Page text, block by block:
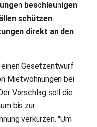
beschleunigen
schützen
direkt an den
einen Gesetzentwurf
Mietwohnungen bei
Vorschlag soll die
bis zur
verkürzen. "Um